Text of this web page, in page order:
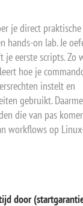
je direct
on lab. Je
je eerste scripts. Zo
hoe je
instelt en
gebruikt.
die van pas
workflows op
door